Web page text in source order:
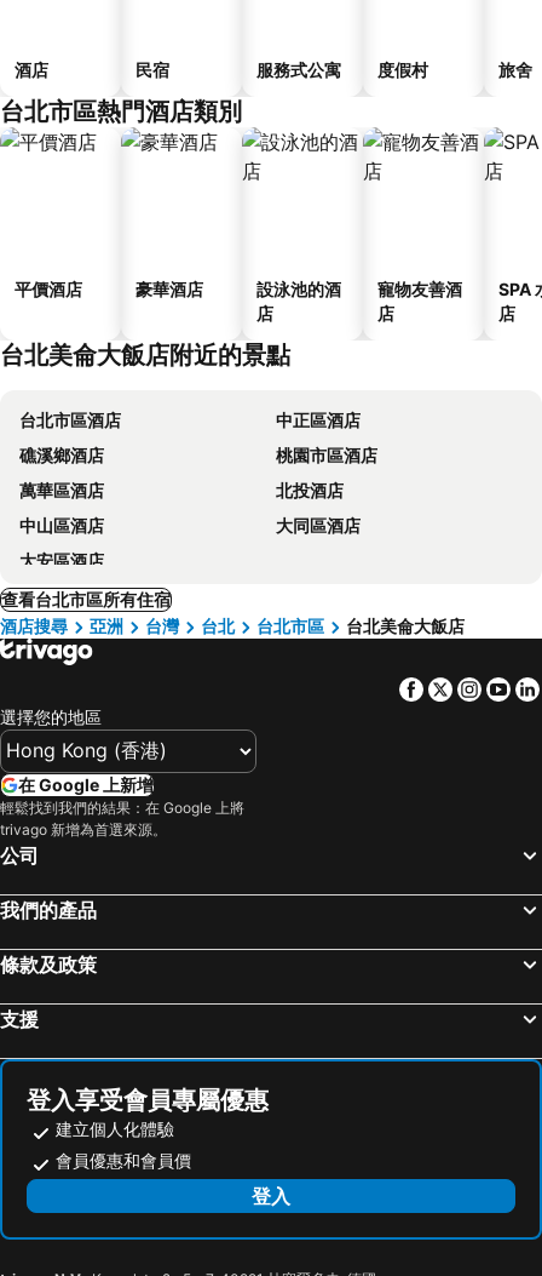
酒店 民宿 服務式公寓 度假村 旅舍
台北市區熱門酒店類別
平價酒店 豪華酒店
設泳池的酒
店
寵物友善酒
店
SPA
店
台北美侖大飯店附近的景點
台北市區酒店
中正區酒店
礁溪鄉酒店
桃園市區酒店
萬華區酒店
北投酒店
中山區酒店
大同區酒店
大安區酒店
查看台北市區所有住宿
酒店搜尋
亞洲 台灣 台北 台北市區 台北美侖大飯店
Facebook
Twitter
選擇您的地區
在 Google 上新增
輕鬆找到我們的結果：在 Google 上將
trivago 新增為首選來源。
公司
我們的產品
條款及政策
支援
登入享受會員專屬優惠
建立個人化體驗
會員優惠和會員價
登入